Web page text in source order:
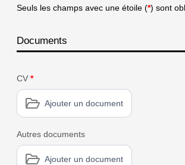
Seuls les champs avec une étoile (*) sont
Documents
CV *
Ajouter un document
Autres documents
Ajouter un document